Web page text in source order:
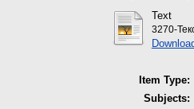
Text
3270-
Item Type:
Subjects: